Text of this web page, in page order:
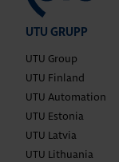
UTU GRUPP
UTU Group
UTU Finland
UTU Automation
UTU Estonia
UTU Latvia
UTU Lithuania